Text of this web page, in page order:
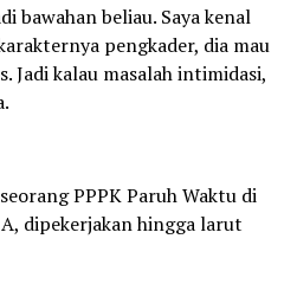
bawahan beliau. Saya kenal
pengkader, dia mau
Jadi kalau masalah intimidasi,
PPPK Paruh Waktu di
dipekerjakan hingga larut